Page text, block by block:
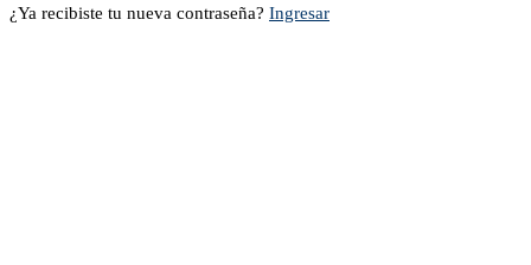
¿Ya recibiste tu nueva contraseña? Ingresar